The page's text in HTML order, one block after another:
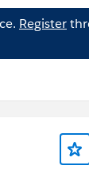
Register